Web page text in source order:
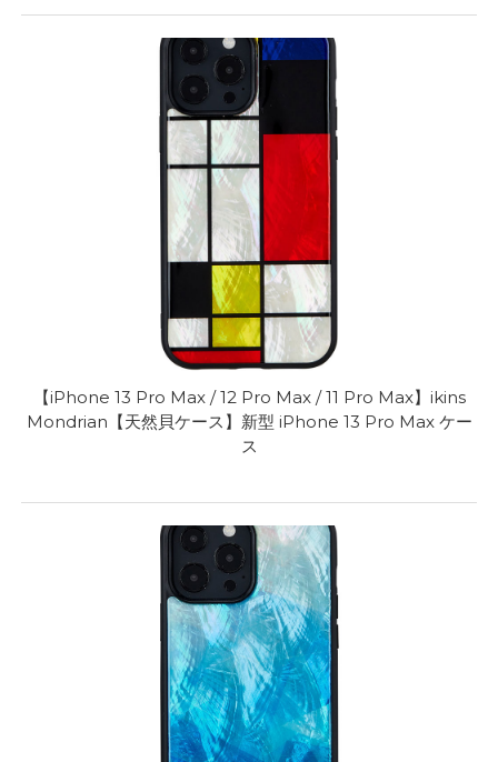
【iPhone 13 Pro Max / 12 Pro Max / 11 Pro Max】ikins
Mondrian【天然貝ケース】新型 iPhone 13 Pro Max ケー
ス